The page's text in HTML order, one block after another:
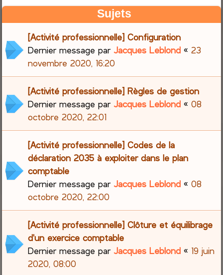
r
c
Sujets
[Activité professionnelle] Configuration
Dernier message parJacques Leblond «23
novembre 2020, 16:20
[Activité professionnelle] Règles de gestion
Dernier message parJacques Leblond «08
octobre 2020, 22:01
[Activité professionnelle] Codes de la
déclaration 2035 à exploiter dans le plan
comptable
Dernier message parJacques Leblond «08
octobre 2020, 22:00
[Activité professionnelle] Clôture et équilibrage
d'un exercice comptable
Dernier message parJacques Leblond « 19 juin
2020, 08:00